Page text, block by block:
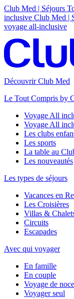
Club Med | Séjours
inclusive Club Med |
voyage all-inclusive
Découvrir Club Med
Le Tout Compris by
Voyage All
Voyage All
Les clubs
Les sports
La table au
Les nouveautés
Les types de séjours
Vacances en
Les Croisières
Villas &
Circuits
Escapades
Avec qui voyager
En famille
En couple
Voyage de
Voyager seul